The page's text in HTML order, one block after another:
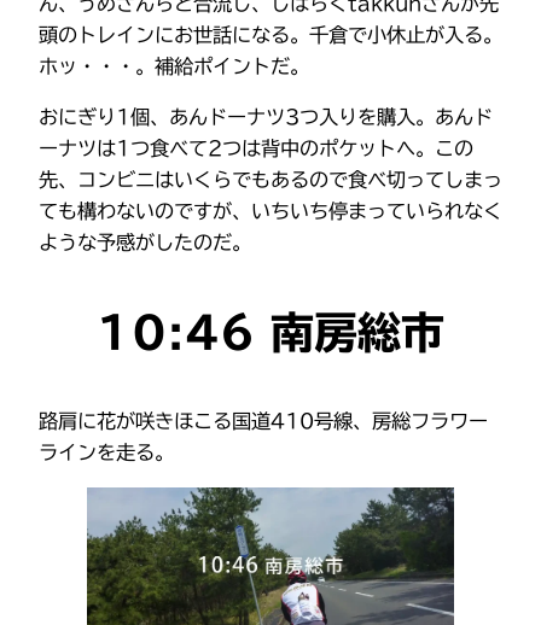
頭のトレインにお世話になる。千倉で小休止が入る。
ホッ・・・。補給ポイントだ。
おにぎり1個、あんドーナツ3つ入りを購入。あんド
ーナツは1つ食べて2つは背中のポケットへ。この
先、コンビニはいくらでもあるので食べ切ってしまっ
ても構わないのですが、いちいち停まっていられなく
ような予感がしたのだ。
10:46 南房総市
路肩に花が咲きほこる国道410号線、房総フラワー
ラインを走る。